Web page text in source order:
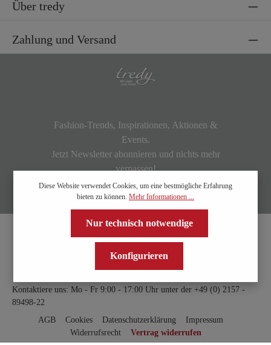
Über tredy
Zahlung und Versand
Fashion-Trends, Inspirationen, Aktionen &
Events.
Jetzt Newsletter abonnieren und nichts mehr
verpassen!
Kontaktiere uns: Mo - Fr 9:00 - 17:00 Uhr unter der +49 (0) 2157 -
89498-22
AGB
Cookies Datenschutzerklärung
Impressum
Widerrufsrecht
Vertrag widerrufen
Diese Website verwendet Cookies, um eine bestmögliche Erfahrung
bieten zu können. Mehr Informationen ...
Nur technisch notwendige
Konfigurieren